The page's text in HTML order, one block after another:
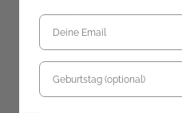
24,95 €
19,00 €
Geburtstag